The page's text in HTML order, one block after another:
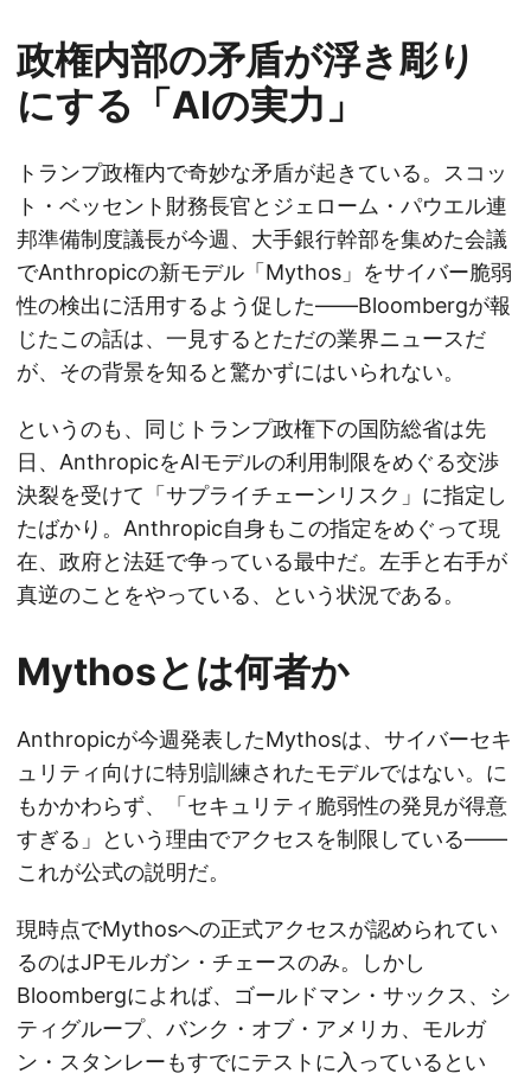
政権内部の矛盾が浮き彫り
にする「AIの実力」
トランプ政権内で奇妙な矛盾が起きている。スコッ
ト・ベッセント財務長官とジェローム・パウエル連
邦準備制度議長が今週、大手銀行幹部を集めた会議
でAnthropicの新モデル「Mythos」をサイバー脆弱
性の検出に活用するよう促した——Bloombergが報
じたこの話は、一見するとただの業界ニュースだ
が、その背景を知ると驚かずにはいられない。
というのも、同じトランプ政権下の国防総省は先
日、AnthropicをAIモデルの利用制限をめぐる交渉
決裂を受けて「サプライチェーンリスク」に指定し
たばかり。Anthropic自身もこの指定をめぐって現
在、政府と法廷で争っている最中だ。左手と右手が
真逆のことをやっている、という状況である。
Mythosとは何者か
Anthropicが今週発表したMythosは、サイバーセキ
ュリティ向けに特別訓練されたモデルではない。に
もかかわらず、「セキュリティ脆弱性の発見が得意
すぎる」という理由でアクセスを制限している——
これが公式の説明だ。
現時点でMythosへの正式アクセスが認められてい
るのはJPモルガン・チェースのみ。しかし
Bloombergによれば、ゴールドマン・サックス、シ
ティグループ、バンク・オブ・アメリカ、モルガ
ン・スタンレーもすでにテストに入っているとい